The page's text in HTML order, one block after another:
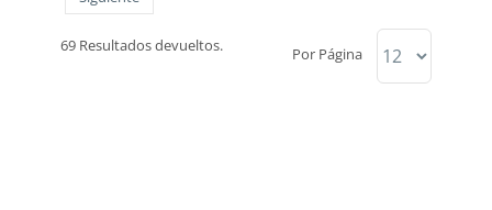
69 Resultados devueltos. Por Página